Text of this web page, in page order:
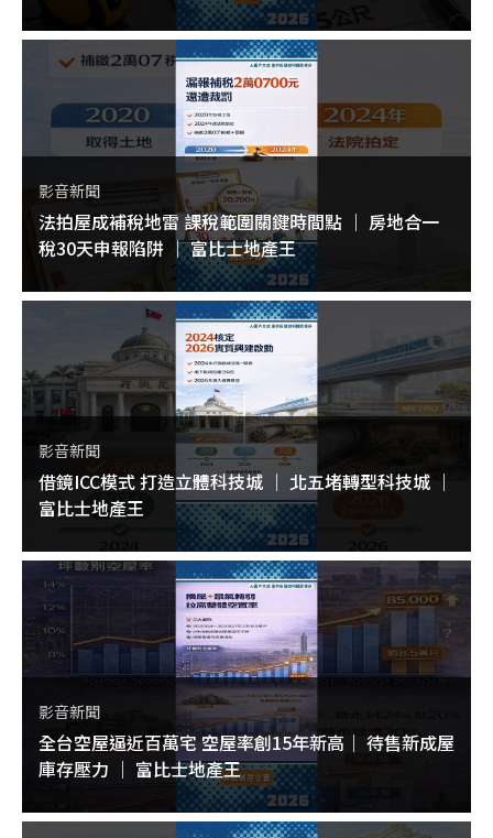
影音新聞
法拍屋成補稅地雷 課稅範圍關鍵時間點 ｜ 房地合一
稅30天申報陷阱 ｜ 富比士地產王
影音新聞
借鏡ICC模式 打造立體科技城 ｜ 北五堵轉型科技城 ｜
富比士地產王
影音新聞
全台空屋逼近百萬宅 空屋率創15年新高｜ 待售新成屋
庫存壓力 ｜ 富比士地產王